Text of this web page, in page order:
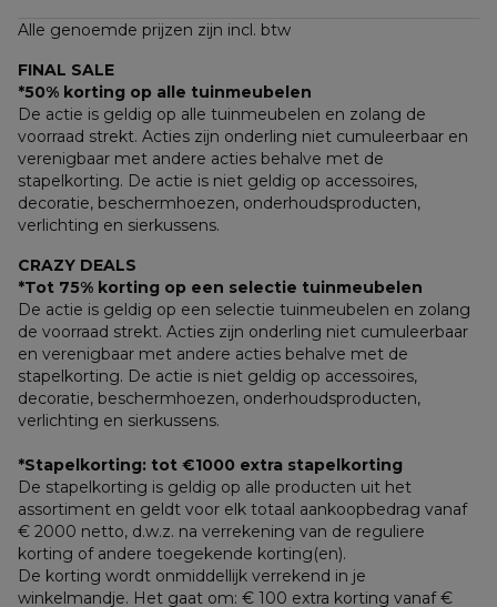
Alle genoemde prijzen zijn incl. btw
FINAL SALE
*50% korting op alle tuinmeubelen
De actie is geldig op alle tuinmeubelen en zolang de
voorraad strekt. Acties zijn onderling niet cumuleerbaar en
verenigbaar met andere acties behalve met de
stapelkorting. De actie is niet geldig op accessoires,
decoratie, beschermhoezen, onderhoudsproducten,
verlichting en sierkussens.
CRAZY DEALS
*Tot 75% korting op een selectie tuinmeubelen
De actie is geldig op een selectie tuinmeubelen en zolang
de voorraad strekt. Acties zijn onderling niet cumuleerbaar
en verenigbaar met andere acties behalve met de
stapelkorting. De actie is niet geldig op accessoires,
decoratie, beschermhoezen, onderhoudsproducten,
verlichting en sierkussens.
*Stapelkorting: tot €1000 extra stapelkorting
De stapelkorting is geldig op alle producten uit het
assortiment en geldt voor elk totaal aankoopbedrag vanaf
€ 2000 netto, d.w.z. na verrekening van de reguliere
korting of andere toegekende korting(en).
De korting wordt onmiddellijk verrekend in je
winkelmandje. Het gaat om: € 100 extra korting vanaf €